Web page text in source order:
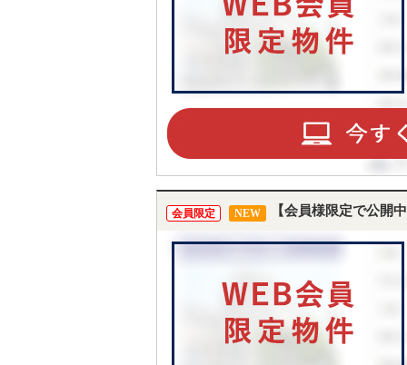
会員限定 NEW 【会員様限定で公開